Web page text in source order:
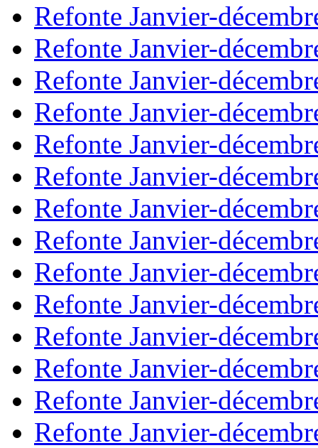
Refonte Janvier-
Refonte Janvier-
Refonte Janvier-
Refonte Janvier-
Refonte Janvier-
Refonte Janvier-
Refonte Janvier-
Refonte Janvier-
Refonte Janvier-
Refonte Janvier-
Refonte Janvier-
Refonte Janvier-
Refonte Janvier-
Refonte Janvier-